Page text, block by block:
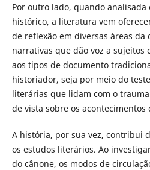
Por outro lado, quando analisada
histórico, a literatura vem
de reflexão em diversas áreas da
narrativas que dão voz a sujeitos
aos tipos de documento
historiador, seja por meio do
literárias que lidam com o
de vista sobre os acontecimentos
A história, por sua vez, contribui
os estudos literários. Ao
do cânone, os modos de